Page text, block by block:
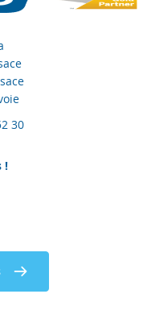
30
!